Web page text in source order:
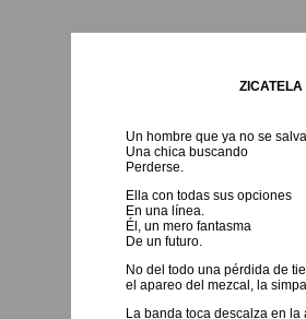
ZICATELA
Un hombre que ya no se
Una chica buscando
Perderse.
Ella con todas sus opciones
En una línea.
Él, un mero fantasma
De un futuro.
No del todo una pérdida de
el apareo del mezcal, la
La banda toca descalza en la